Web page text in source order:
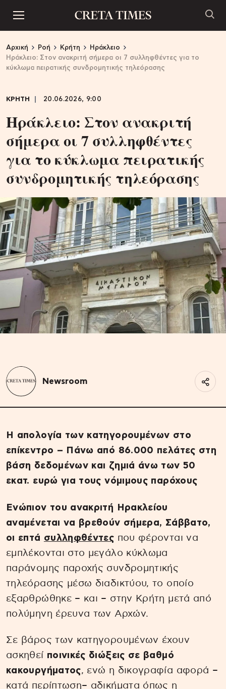
Αρχική Ροή Κρήτη
Ηράκλειο
Ηράκλειο: Στον ανακριτή σήμερα οι 7 συλληφθέντες για το
κύκλωμα πειρατικής συνδρομητικής τηλεόρασης
ΚΡΗΤΗ 20.06.2026, 9:00
Ηράκλειο: Στον ανακριτή
σήμερα οι 7 συλληφθέντες
για το κύκλωμα πειρατικής
συνδρομητικής τηλεόρασης
Newsroom
Η απολογία των κατηγορουμένων στο
επίκεντρο – Πάνω από 86.000 πελάτες στη
βάση δεδομένων και ζημιά άνω των 50
εκατ. ευρώ για τους νόμιμους παρόχους
Ενώπιον του ανακριτή Ηρακλείου
αναμένεται να βρεθούν σήμερα, Σάββατο,
οι επτά συλληφθέντες που φέρονται να
εμπλέκονται στο μεγάλο κύκλωμα
παράνομης παροχής συνδρομητικής
τηλεόρασης μέσω διαδικτύου, το οποίο
εξαρθρώθηκε – και – στην Κρήτη μετά από
πολύμηνη έρευνα των Αρχών.
Σε βάρος των κατηγορουμένων έχουν
ασκηθεί ποινικές διώξεις σε βαθμό
κακουργήματος, ενώ η δικογραφία αφορά –
κατά περίπτωση– αδικήματα όπως η